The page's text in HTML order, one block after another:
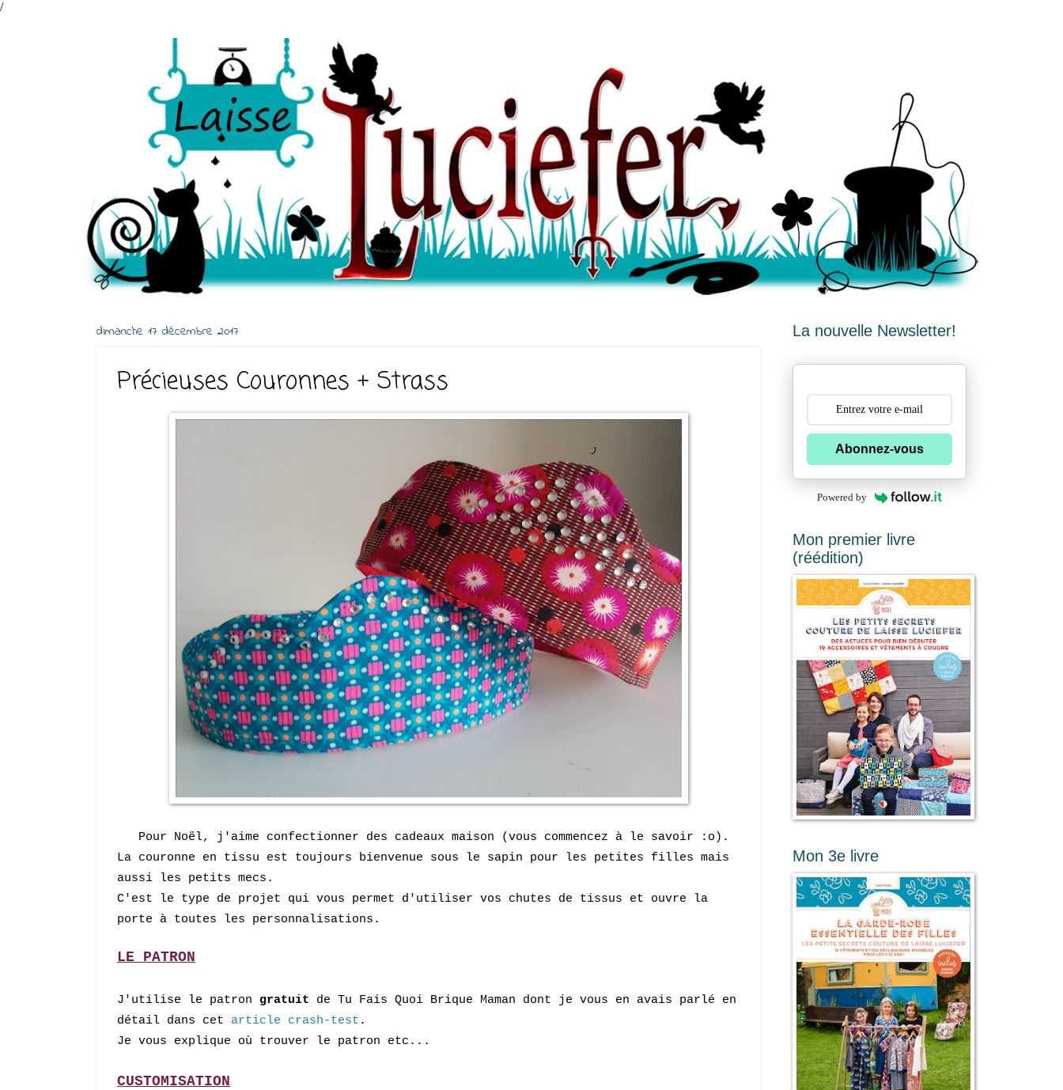
/
dimanche 17 décembre 2017
Précieuses Couronnes + Strass
Pour Noël, j'aime confectionner des cadeaux maison (vous commencez à le savoir :o).
La couronne en tissu est toujours bienvenue sous le sapin pour les petites filles mais
aussi les petits mecs.
C'est le type de projet qui vous permet d'utiliser vos chutes de tissus et ouvre la
porte à toutes les personnalisations.
LE PATRON
J'utilise le patron gratuit de Tu Fais Quoi Brique Maman dont je vous en avais parlé en
détail dans cet article crash-test .
Je vous explique où trouver le patron etc...
CUSTOMISATION
La nouvelle Newsletter!
Abonnez-vous
Powered by
Mon premier livre
(réédition)
Mon 3e livre